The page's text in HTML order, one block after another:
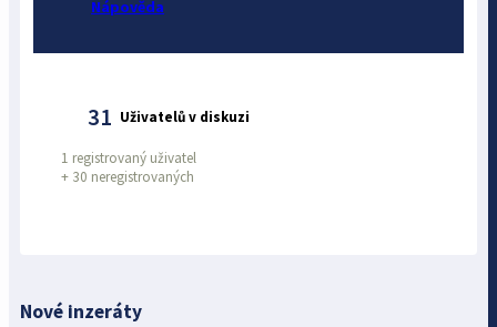
Nápověda
31 Uživatelů v diskuzi
1 registrovaný uživatel
+ 30 neregistrovaných
Nové inzeráty